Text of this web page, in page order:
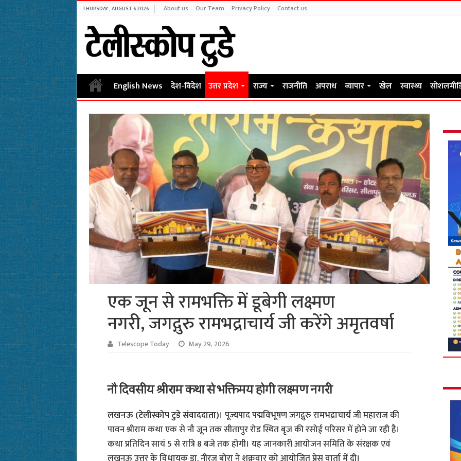
THURSDAY , AUGUST 6 2026 About us Our Team Privacy Policy Contact us
English News देश-विदेश उत्तर प्रदेश राज्य राजनीति अपराध व्यापार खेल स्वास्थ्य
एक जून से रामभक्ति में डूबेगी लक्ष्मण
नगरी, जगद्गुरु रामभद्राचार्य जी करेंगे अमृतवर्षा
Telescope Today May 29, 2026
नौ दिवसीय श्रीराम कथा से भक्तिमय होगी लक्ष्मण नगरी
लखनऊ (टेलीस्कोप टुडे संवाददाता)। पूज्यपाद पद्मविभूषण जगद्गुरु रामभद्राचार्य जी महाराज की
पावन श्रीराम कथा एक से नौ जून तक सीतापुर रोड स्थित बृज की रसोई परिसर में होने जा रही है।
कथा प्रतिदिन सायं 5 से रात्रि 8 बजे तक होगी। यह जानकारी आयोजन समिति के संरक्षक एवं